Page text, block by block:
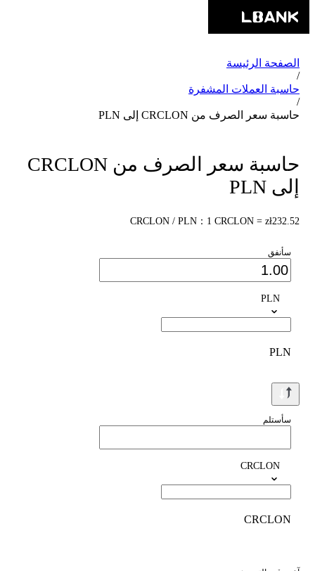
الصفحة الرئيسة
/
حاسبة العملات المشفرة
/
حاسبة سعر الصرف من CRCLON إلى PLN
حاسبة سعر الصرف من CRCLON
إلى PLN
CRCLON / PLN：1 CRCLON = zł232.52
سأنفق
PLN
PLN
سأستلم
CRCLON
CRCLON